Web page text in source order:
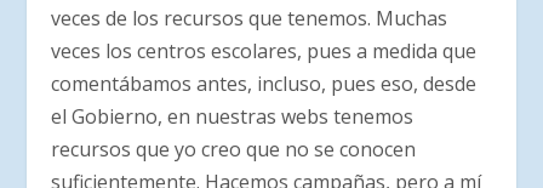
veces de los recursos que tenemos. Muchas
veces los centros escolares, pues a medida que
comentábamos antes, incluso, pues eso, desde
el Gobierno, en nuestras webs tenemos
recursos que yo creo que no se conocen
suficientemente. Hacemos campañas, pero a mí